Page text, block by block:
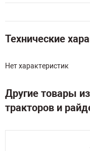
Технические
Нет характеристик
Другие товары
тракторов и